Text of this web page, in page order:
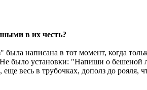
в их честь?
написана в тот момент, когда
было установки: "Напиши о
весь в трубочках, дополз до